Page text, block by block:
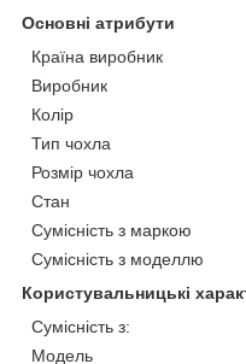
Основні атрибути
Країна виробник
Виробник
Колір
Тип чохла
Розмір чохла
Стан
Сумісність з маркою
Сумісність з моделлю
Користувальницькі
Сумісність з:
Модель